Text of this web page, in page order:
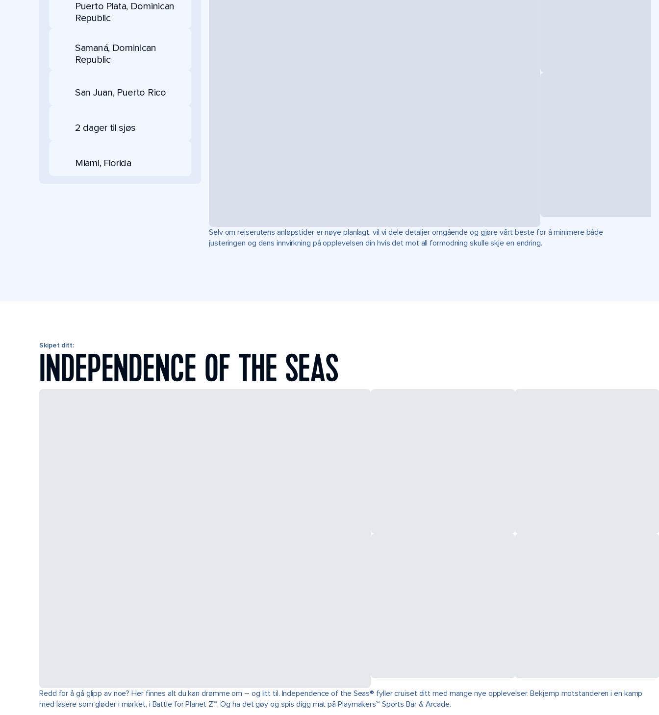
Puerto Plata, Dominican
Republic
Samaná, Dominican
Republic
San Juan, Puerto Rico
2 dager til sjøs
Miami, Florida
Selv om reiserutens anløpstider er nøye planlagt, vil vi dele detaljer omgående og gjøre vårt beste for å minimere både
justeringen og dens innvirkning på opplevelsen din hvis det mot all formodning skulle skje en endring.
Skipet ditt:
INDEPENDENCE OF THE SEAS
Redd for å gå glipp av noe? Her finnes alt du kan drømme om – og litt til. Independence of the Seas® fyller cruiset ditt med mange nye opplevelser. Bekjemp motstanderen i en kamp
med lasere som gløder i mørket, i Battle for Planet Z℠. Og ha det gøy og spis digg mat på Playmakers℠ Sports Bar & Arcade.